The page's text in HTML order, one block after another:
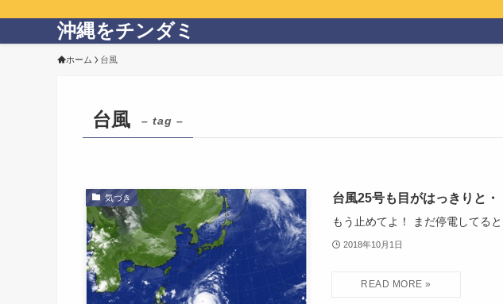
沖縄をチンダミ
ホーム 台風
台風 – tag –
気づき 台風25号も目がはっきりと・
もう止めてよ！ まだ停電してる
2018年10月1日